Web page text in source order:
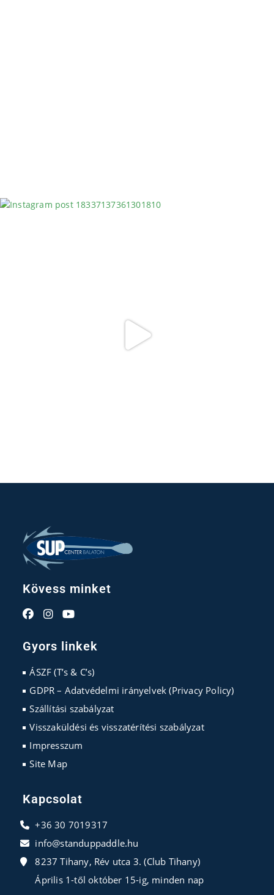
Kövess minket
a
new
tab
a
tab
in
a
tab
Gyors linkek
ÁSZF (T’s & C’s)
GDPR – Adatvédelmi irányelvek (Privacy Policy)
Szállítási szabályzat
Visszaküldési és visszatérítési szabályzat
Impresszum
Site Map
Kapcsolat
+36 30 7019317
info@standuppaddle.hu
8237 Tihany, Rév utca 3. (Club Tihany)
Április 1-től október 15-ig, minden nap